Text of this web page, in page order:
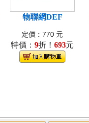
物聯網DEF
定價：770 元
特價： 9折！ 693元